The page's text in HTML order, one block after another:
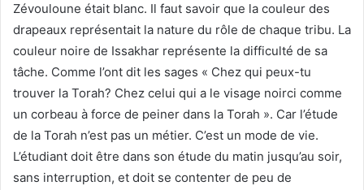
Zévouloune était blanc. Il faut savoir que la couleur des
drapeaux représentait la nature du rôle de chaque tribu. La
couleur noire de Issakhar représente la difficulté de sa
tâche. Comme l’ont dit les sages « Chez qui peux-tu
trouver la Torah? Chez celui qui a le visage noirci comme
un corbeau à force de peiner dans la Torah ». Car l’étude
de la Torah n’est pas un métier. C’est un mode de vie.
L’étudiant doit être dans son étude du matin jusqu’au soir,
sans interruption, et doit se contenter de peu de